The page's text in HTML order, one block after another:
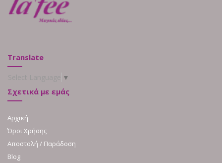
Translate
▼
Σχετικά με εμάς
Αρχική
Όροι Χρήσης
Αποστολή / Παράδοση
Blog